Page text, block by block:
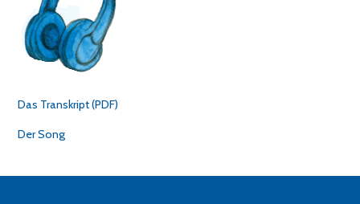
Das Transkript (PDF)
Der Song